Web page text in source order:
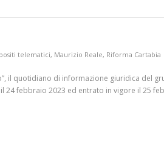
telematici, Maurizio Reale, Riforma Cartabia
il quotidiano di informazione giuridica del
il 24 febbraio 2023 ed entrato in vigore il 25